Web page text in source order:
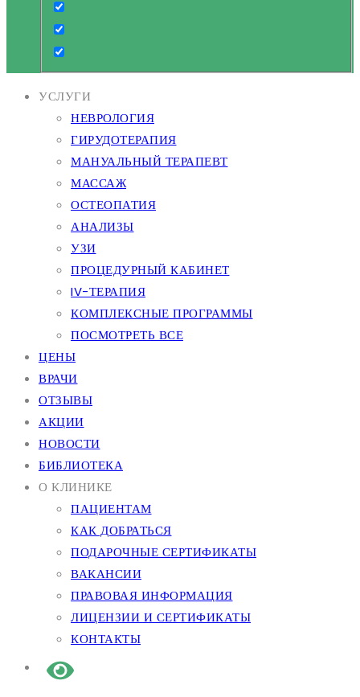
УСЛУГИ
НЕВРОЛОГИЯ
ГИРУДОТЕРАПИЯ
МАНУАЛЬНЫЙ ТЕРАПЕВТ
МАССАЖ
ОСТЕОПАТИЯ
АНАЛИЗЫ
УЗИ
ПРОЦЕДУРНЫЙ КАБИНЕТ
IV-ТЕРАПИЯ
КОМПЛЕКСНЫЕ ПРОГРАММЫ
ПОСМОТРЕТЬ ВСЕ
ЦЕНЫ
ВРАЧИ
ОТЗЫВЫ
АКЦИИ
НОВОСТИ
БИБЛИОТЕКА
О КЛИНИКЕ
ПАЦИЕНТАМ
КАК ДОБРАТЬСЯ
ПОДАРОЧНЫЕ СЕРТИФИКАТЫ
ВАКАНСИИ
ПРАВОВАЯ ИНФОРМАЦИЯ
ЛИЦЕНЗИИ И СЕРТИФИКАТЫ
КОНТАКТЫ